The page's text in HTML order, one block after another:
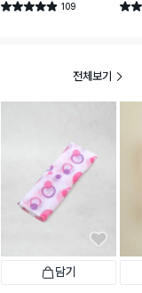
별점 4.9점 109
건 작성 별점
전체보기
담기